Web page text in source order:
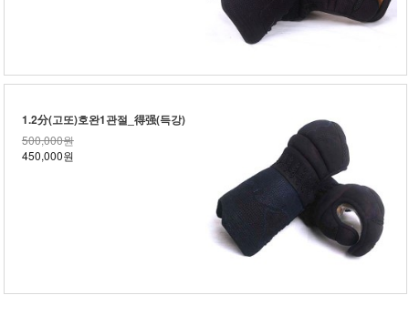
1.2分(고또)호완1관절_得强(득강)
500,000원
450,000원